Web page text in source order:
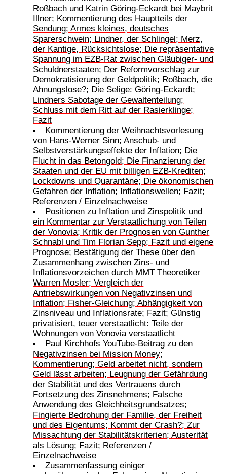
Roßbach und Katrin Göring-Eckardt bei Maybrit
Illner; Kommentierung des Hauptteils der
Sendung; Armes kleines, deutsches
Sparerschwein; Lindner, der Schlingel; Merz,
der Kantige, Rücksichtslose; Die repräsentative
Spannung im EZB-Rat zwischen Gläubiger- und
Schuldnerstaaten; Der Reformvorschlag zur
Demokratisierung der Geldpolitik; Roßbach, die
Ahnungslose?; Die Selige: Göring-Eckardt;
Lindners Sabotage der Gewaltenteilung;
Schluss mit dem Ritt auf der Rasierklinge;
Fazit
Kommentierung der Weihnachtsvorlesung
von Hans-Werner Sinn; Anschub- und
Selbstverstärkungseffekte der Inflation; Die
Flucht in das Betongold; Die Finanzierung der
Staaten und der EU mit billigen EZB-Krediten;
Lockdowns und Quarantäne; Die ökonomischen
Gefahren der Inflation; Inflationswellen; Fazit;
Referenzen / Einzelnachweise
Positionen zu Inflation und Zinspolitik und
ein Kommentar zur Verstaatlichung von Teilen
der Vonovia; Kritik der Prognosen von Gunther
Schnabl und Tim Florian Sepp; Fazit und eigene
Prognose; Bestätigung der These über den
Zusammenhang zwischen Zins- und
Inflationsvorzeichen durch MMT Theoretiker
Warren Mosler; Vergleich der
Antriebswirkungen von Negativzinsen und
Inflation; Fisher-Gleichung; Abhängigkeit von
Zinsniveau und Inflationsrate; Fazit; Günstig
privatisiert, teuer verstaatlicht: Teile der
Wohnungen von Vonovia verstaatlicht
Paul Kirchhofs YouTube-Beitrag zu den
Negativzinsen bei Mission Money;
Kommentierung; Geld arbeitet nicht, sondern
Geld lässt arbeiten; Leugnung der Gefährdung
der Stabilität und des Vertrauens durch
Fortsetzung des Zinsnehmens; Falsche
Anwendung des Gleichheitsgrundsatzes;
Fingierte Bedrohung der Familie, der Freiheit
und des Eigentums; Kommt der Crash?; Zur
Missachtung der Stabilitätskriterien; Austerität
als Lösung; Fazit; Referenzen /
Einzelnachweise
Zusammenfassung einiger